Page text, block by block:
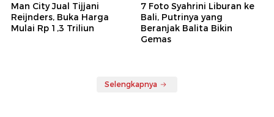
Man City Jual Tijjani
Reijnders, Buka Harga
Mulai Rp 1,3 Triliun
7 Foto Syahrini Liburan ke
Bali, Putrinya yang
Beranjak Balita Bikin
Gemas
Selengkapnya